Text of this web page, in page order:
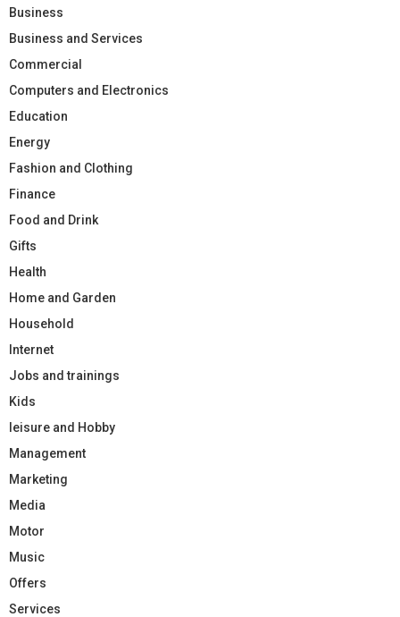
Business
Business and Services
Commercial
Computers and Electronics
Education
Energy
Fashion and Clothing
Finance
Food and Drink
Gifts
Health
Home and Garden
Household
Internet
Jobs and trainings
Kids
leisure and Hobby
Management
Marketing
Media
Motor
Music
Offers
Services